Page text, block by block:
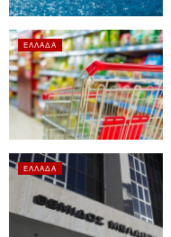
ΕΛΛΆΔΑ
ΕΛΛΆΔΑ